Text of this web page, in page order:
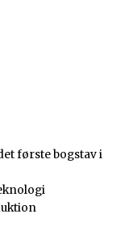
første bogstav i